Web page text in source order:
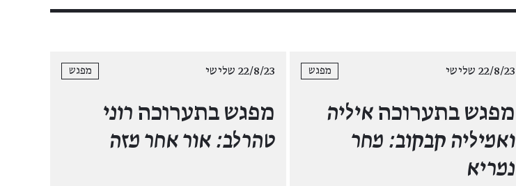
22/8/23 שלישי מפגש
מפגש בתערוכהאיליה
ואמיליה קבקוב: מחר
נמריא
22/8/23 שלישי מפגש
מפגש בתערוכה רוני
טהרלב: אור אחר מזה